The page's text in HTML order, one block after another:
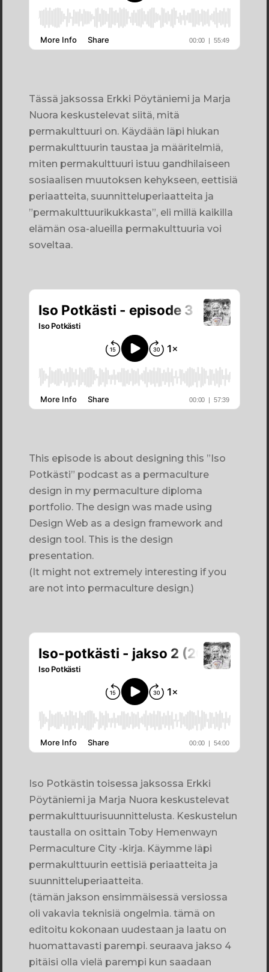
Tässä jaksossa Erkki Pöytäniemi ja Marja
Nuora keskustelevat siitä, mitä
permakulttuuri on. Käydään läpi hiukan
permakulttuurin taustaa ja määritelmiä,
miten permakulttuuri istuu gandhilaiseen
sosiaalisen muutoksen kehykseen, eettisiä
periaatteita, suunnitteluperiaatteita ja
”permakulttuurikukkasta”, eli millä kaikilla
elämän osa-alueilla permakulttuuria voi
soveltaa.
This episode is about designing this ”Iso
Potkästi” podcast as a permaculture
design in my permaculture diploma
portfolio. The design was made using
Design Web as a design framework and
design tool. This is the design
presentation.
(It might not extremely interesting if you
are not into permaculture design.)
Iso Potkästin toisessa jaksossa Erkki
Pöytäniemi ja Marja Nuora keskustelevat
permakulttuurisuunnittelusta. Keskustelun
taustalla on osittain Toby Hemenwayn
Permaculture City -kirja. Käymme läpi
permakulttuurin eettisiä periaatteita ja
suunnitteluperiaatteita.
(tämän jakson ensimmäisessä versiossa
oli vakavia teknisiä ongelmia. tämä on
editoitu kokonaan uudestaan ja laatu on
huomattavasti parempi. seuraava jakso 4
pitäisi olla vielä parempi kun saadaan